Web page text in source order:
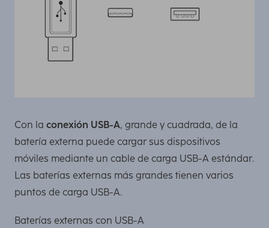
Con la conexión USB-A, grande y cuadrada, de la
batería externa puede cargar sus dispositivos
móviles mediante un cable de carga USB-A estándar.
Las baterías externas más grandes tienen varios
puntos de carga USB-A.
Baterías externas con USB-A